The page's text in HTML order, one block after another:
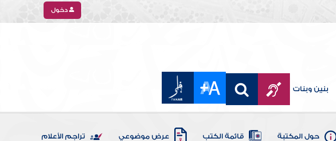
دخول
بنين وبنات
حول المكتبة قائمة الكتب عرض موضوعي تراجم الأعلام